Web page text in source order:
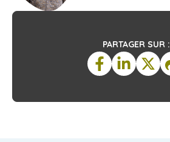
PARTAGER SUR :